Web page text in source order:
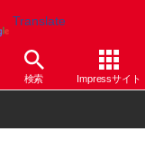
Translate
検索 Impressサイト